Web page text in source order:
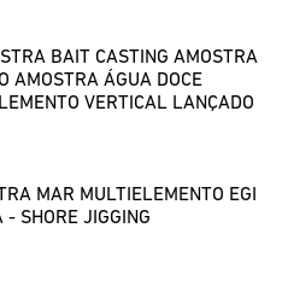
BAIT CASTING AMOSTRA
AMOSTRA ÁGUA DOCE
VERTICAL LANÇADO
MAR MULTIELEMENTO EGI
- SHORE JIGGING